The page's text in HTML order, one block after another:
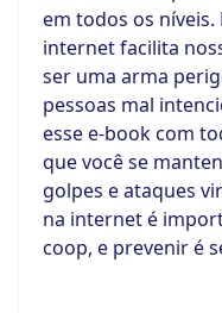
em todos os
internet facilita
ser uma arma
pessoas mal
esse e-book com
que você se
golpes e ataques
na internet é
coop, e prevenir é